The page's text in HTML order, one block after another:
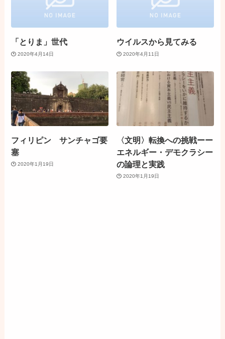
「とりま」世代
2020年4月14日
ウイルスから見てみる
2020年4月11日
フィリピン サンチャゴ要
塞
2020年1月19日
〈文明〉転換への挑戦ーー
エネルギー・デモクラシー
の論理と実践
2020年1月19日